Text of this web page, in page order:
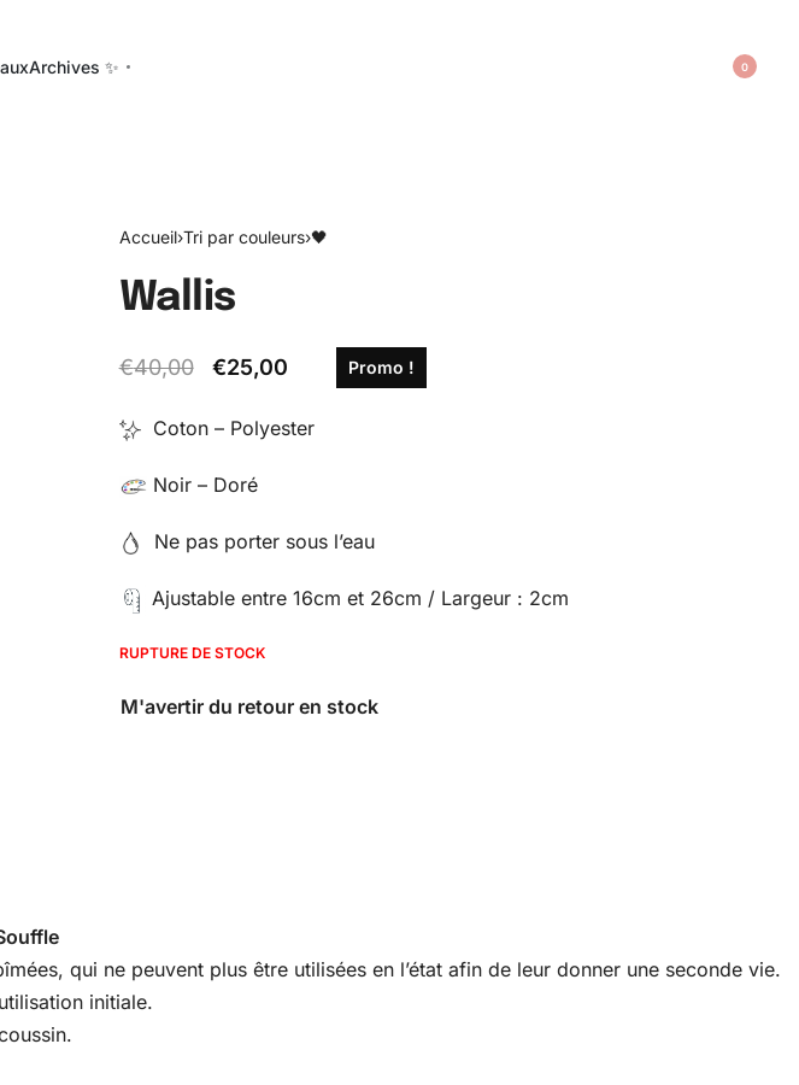
Archives ✨ 0
Accueil›Tri par couleurs›🖤
Wallis
€40,00 €25,00 Promo !
Coton – Polyester
Noir – Doré
Ne pas porter sous l’eau
Ajustable entre 16cm et 26cm / Largeur : 2cm
RUPTURE DE STOCK
qui ne peuvent plus être utilisées en l’état afin de leur donner une seconde vie.
initiale.